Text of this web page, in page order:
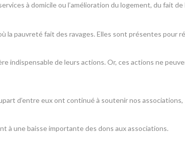
à domicile ou l’amélioration du logement, du fait
la pauvreté fait des ravages. Elles sont présentes pour
indispensable de leurs actions. Or, ces actions ne
d’entre eux ont continué à soutenir nos
à une baisse importante des dons aux associations.